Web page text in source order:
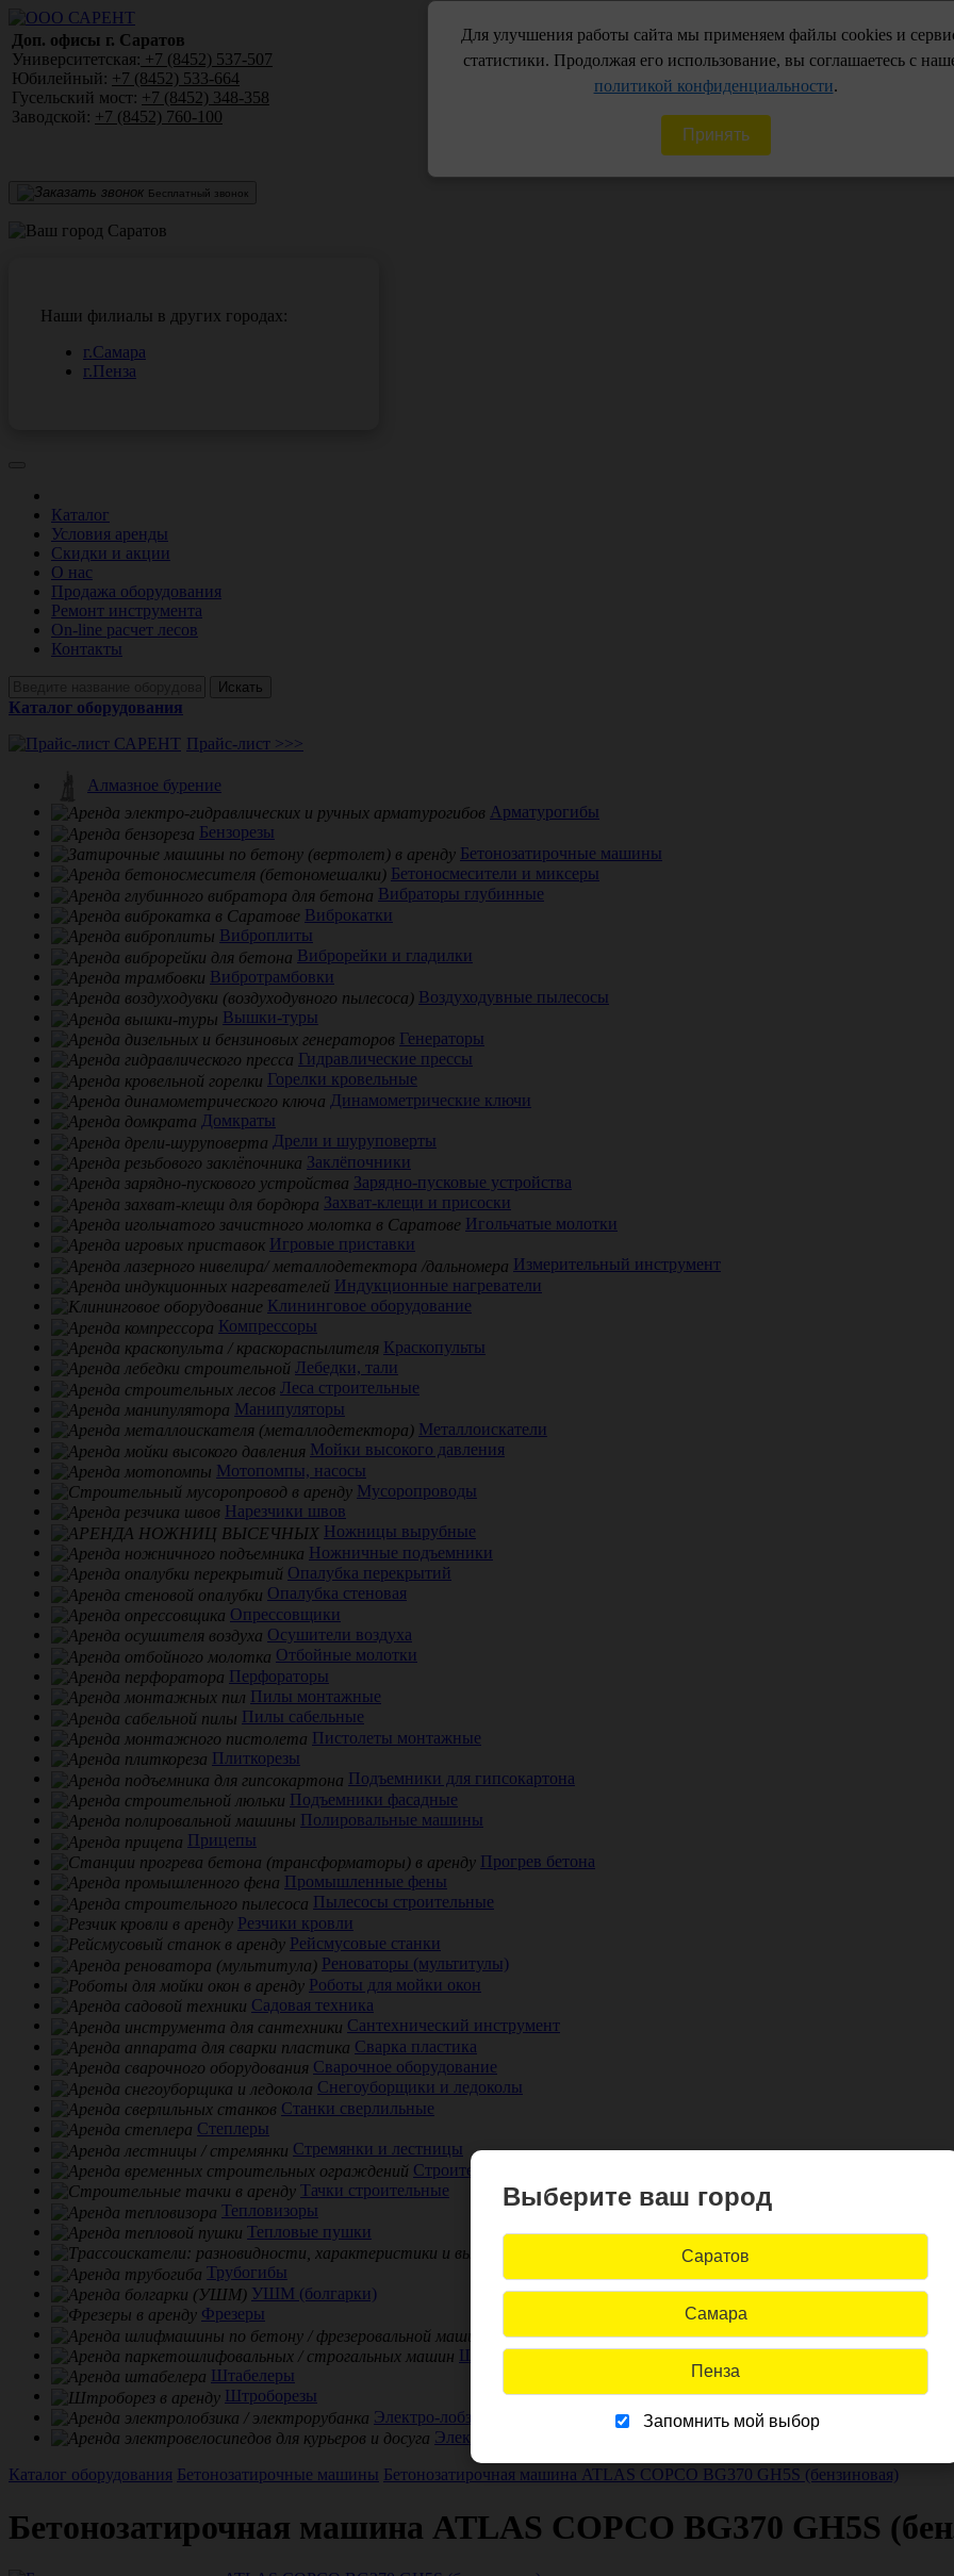
Доп. офисы г. Саратов
Университетская: +7 (8452) 537-507
Юбилейный: +7 (8452) 533-664
Гусельский мост: +7 (8452) 348-358
Заводской: +7 (8452) 760-100
Доп. офисы г.
Советская:+7
+7
Бесплатный звонок
Саратов
Наши филиалы в других городах:
г.Самара
г.Пенза
Каталог
Условия аренды
Скидки и акции
О нас
Продажа оборудования
Ремонт инструмента
On-line расчет лесов
Контакты
Искать
Каталог оборудования
Прайс-лист >>>
Алмазное бурение
Арматурогибы
Бензорезы
Бетонозатирочные машины
Бетоносмесители и миксеры
Вибраторы глубинные
Виброкатки
Виброплиты
Виброрейки и гладилки
Вибротрамбовки
Воздуходувные пылесосы
Вышки-туры
Генераторы
Гидравлические прессы
Горелки кровельные
Динамометрические ключи
Домкраты
Дрели и шуруповерты
Заклёпочники
Зарядно-пусковые устройства
Захват-клещи и присоски
Игольчатые молотки
Игровые приставки
Измерительный инструмент
Индукционные нагреватели
Клининговое оборудование
Компрессоры
Краскопульты
Лебедки, тали
Леса строительные
Манипуляторы
Металлоискатели
Мойки высокого давления
Мотопомпы, насосы
Мусоропроводы
Нарезчики швов
Ножницы вырубные
Ножничные подъемники
Опалубка перекрытий
Опалубка стеновая
Опрессовщики
Осушители воздуха
Отбойные молотки
Перфораторы
Пилы монтажные
Пилы сабельные
Пистолеты монтажные
Плиткорезы
Подъемники для гипсокартона
Подъемники фасадные
Полировальные машины
Прицепы
Прогрев бетона
Промышленные фены
Пылесосы строительные
Резчики кровли
Рейсмусовые станки
Реноваторы (мультитулы)
Роботы для мойки окон
Садовая техника
Сантехнический инструмент
Сварка пластика
Сварочное оборудование
Снегоуборщики и ледоколы
Станки сверлильные
Степлеры
Стремянки и лестницы
Строительные ограждения
Тачки строительные
Тепловизоры
Тепловые пушки
Трассоискатели
Трубогибы
УШМ (болгарки)
Фрезеры
Шлифмашины по бетону
Шлифмашины по дереву
Штабелеры
Штроборезы
Электро-лобзики и рубанки
Электровелосипеды
Каталог оборудования Бетонозатирочные машины Бетонозатирочная машина ATLAS COPCO BG370 GH5S (бензиновая)
Бетонозатирочная машина ATLAS COPCO BG370 GH5S
Выберите ваш город
Саратов
Самара
Пенза
Запомнить мой выбор
Для улучшения работы сайта мы применяем файлы cookies и
статистики. Продолжая его использование, вы соглашаетесь с
политикой конфиденциальности.
Принять